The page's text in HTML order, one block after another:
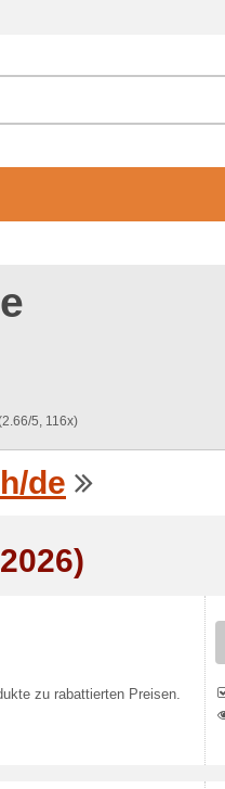
5, 116x)
de
zu rabattierten Preisen.